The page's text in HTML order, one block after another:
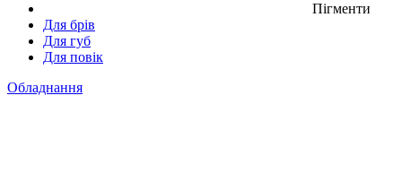
Пігменти
Для брів
Для губ
Для повік
Обладнання